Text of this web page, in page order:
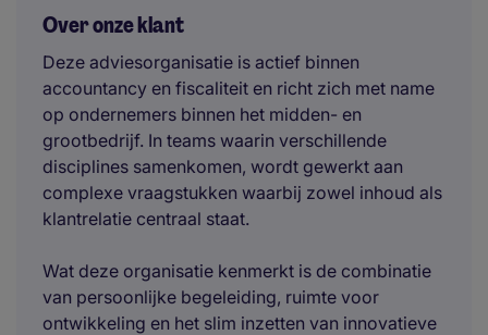
Over onze klant
Deze adviesorganisatie is actief binnen
accountancy en fiscaliteit en richt zich met name
op ondernemers binnen het midden- en
grootbedrijf. In teams waarin verschillende
disciplines samenkomen, wordt gewerkt aan
complexe vraagstukken waarbij zowel inhoud als
klantrelatie centraal staat.
Wat deze organisatie kenmerkt is de combinatie
van persoonlijke begeleiding, ruimte voor
ontwikkeling en het slim inzetten van innovatieve